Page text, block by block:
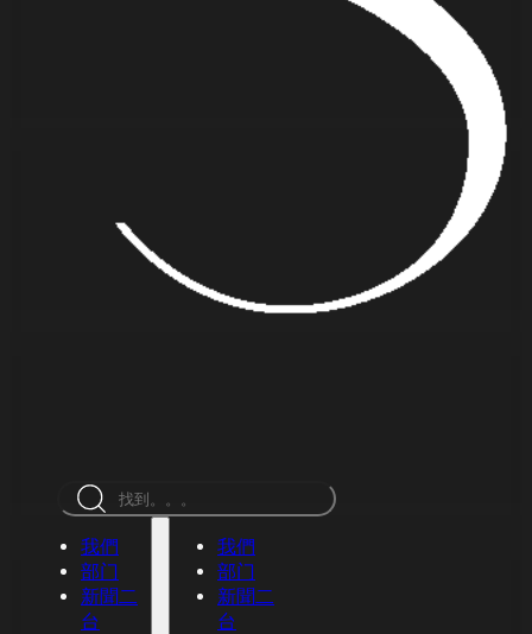
索
我們
部门
新聞二
台
我們
部门
新聞二
台